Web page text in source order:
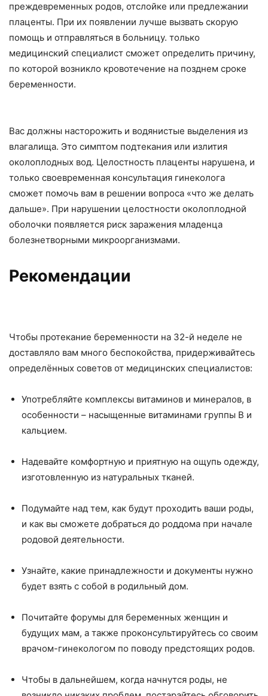
преждевременных родов, отслойке или предлежании
плаценты. При их появлении лучше вызвать скорую
помощь и отправляться в больницу. только
медицинский специалист сможет определить причину,
по которой возникло кровотечение на позднем сроке
беременности.
Вас должны насторожить и водянистые выделения из
влагалища. Это симптом подтекания или излития
околоплодных вод. Целостность плаценты нарушена, и
только своевременная консультация гинеколога
сможет помочь вам в решении вопроса «что же делать
дальше». При нарушении целостности околоплодной
оболочки появляется риск заражения младенца
болезнетворными микроорганизмами.
Рекомендации
Чтобы протекание беременности на 32-й неделе не
доставляло вам много беспокойства, придерживайтесь
определённых советов от медицинских специалистов:
Употребляйте комплексы витаминов и минералов, в
особенности – насыщенные витаминами группы В и
кальцием.
Надевайте комфортную и приятную на ощупь одежду,
изготовленную из натуральных тканей.
Подумайте над тем, как будут проходить ваши роды,
и как вы сможете добраться до роддома при начале
родовой деятельности.
Узнайте, какие принадлежности и документы нужно
будет взять с собой в родильный дом.
Почитайте форумы для беременных женщин и
будущих мам, а также проконсультируйтесь со своим
врачом-гинекологом по поводу предстоящих родов.
Чтобы в дальнейшем, когда начнутся роды, не